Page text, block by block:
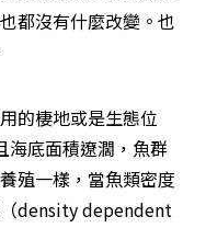
都沒有什麼改變。也
的棲地或是生態位
海底面積遼濶，魚群
殖一樣，當魚類密度
density dependent